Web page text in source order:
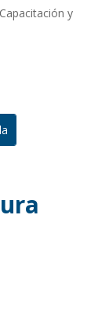
Capacitación y